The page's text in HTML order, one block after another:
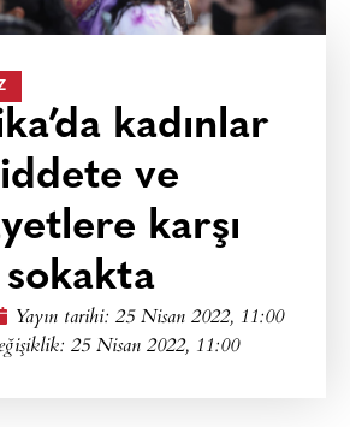
kadınlar
ve
karşı
sokakta
Yayın tarihi: 25 Nisan 2022, 11:00
25 Nisan 2022, 11:00